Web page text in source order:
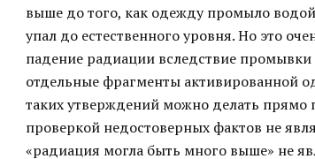
выше до того, как одежду промыло
упал до естественного уровня. Но это
падение радиации вследствие промывки
отдельные фрагменты активированной
таких утверждений можно делать
проверкой недостоверных фактов не
«радиация могла быть много выше» не